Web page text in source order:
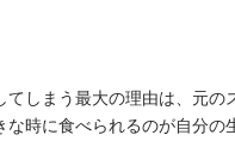
しまう最大の理由は、元の
時に食べられるのが自分の